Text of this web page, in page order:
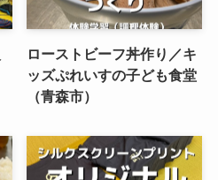
ローストビーフ丼作り／キ
ッズぷれいすの子ども食堂
（青森市）